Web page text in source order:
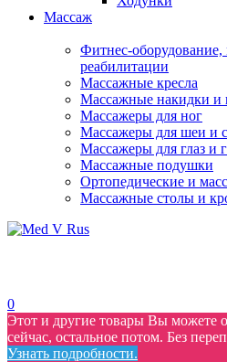
Массаж
Фитнес-
реабилитации
Массажные кресла
Массажные накидки и
Массажеры для ног
Массажеры для шеи и
Массажеры для глаз и
Массажные подушки
Ортопедические и
Массажные столы и
0
Этот и другие товары Вы
сейчас, остальное потом. Без
Узнать подробности.